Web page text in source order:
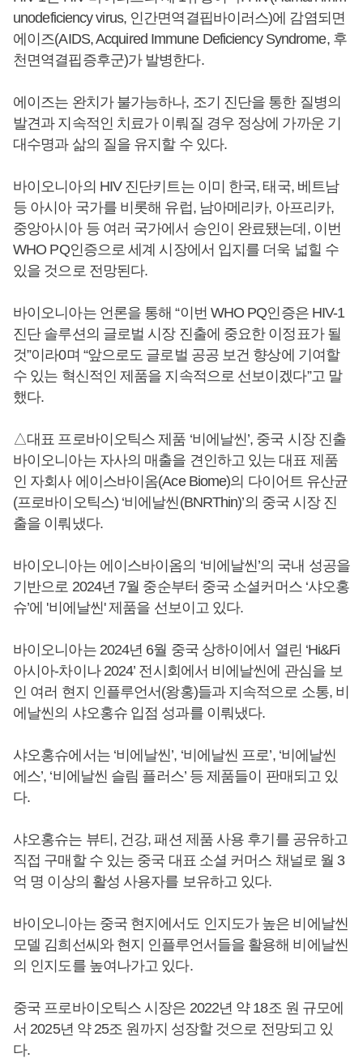
unodeficiency virus, 인간면역결핍바이러스)에 감염되면
에이즈(AIDS, Acquired Immune Deficiency Syndrome, 후
천면역결핍증후군)가 발병한다.
에이즈는 완치가 불가능하나, 조기 진단을 통한 질병의
발견과 지속적인 치료가 이뤄질 경우 정상에 가까운 기
대수명과 삶의 질을 유지할 수 있다.
바이오니아의 HIV 진단키트는 이미 한국, 태국, 베트남
등 아시아 국가를 비롯해 유럽, 남아메리카, 아프리카,
중앙아시아 등 여러 국가에서 승인이 완료됐는데, 이번
WHO PQ인증으로 세계 시장에서 입지를 더욱 넓힐 수
있을 것으로 전망된다.
바이오니아는 언론을 통해 “이번 WHO PQ인증은 HIV-1
진단 솔루션의 글로벌 시장 진출에 중요한 이정표가 될
것”이라0며 “앞으로도 글로벌 공공 보건 향상에 기여할
수 있는 혁신적인 제품을 지속적으로 선보이겠다”고 말
했다.
△대표 프로바이오틱스 제품 ‘비에날씬’, 중국 시장 진출
바이오니아는 자사의 매출을 견인하고 있는 대표 제품
인 자회사 에이스바이옴(Ace Biome)의 다이어트 유산균
(프로바이오틱스) ‘비에날씬(BNRThin)’의 중국 시장 진
출을 이뤄냈다.
바이오니아는 에이스바이옴의 ‘비에날씬’의 국내 성공을
기반으로 2024년 7월 중순부터 중국 소셜커머스 ‘샤오홍
슈’에 '비에날씬' 제품을 선보이고 있다.
바이오니아는 2024년 6월 중국 상하이에서 열린 ‘Hi&Fi
아시아-차이나 2024’ 전시회에서 비에날씬에 관심을 보
인 여러 현지 인플루언서(왕홍)들과 지속적으로 소통, 비
에날씬의 샤오홍슈 입점 성과를 이뤄냈다.
샤오홍슈에서는 ‘비에날씬’, ‘비에날씬 프로’, ‘비에날씬
에스’, ‘비에날씬 슬림 플러스’ 등 제품들이 판매되고 있
다.
샤오홍슈는 뷰티, 건강, 패션 제품 사용 후기를 공유하고
직접 구매할 수 있는 중국 대표 소셜 커머스 채널로 월 3
억 명 이상의 활성 사용자를 보유하고 있다.
바이오니아는 중국 현지에서도 인지도가 높은 비에날씬
모델 김희선씨와 현지 인플루언서들을 활용해 비에날씬
의 인지도를 높여나가고 있다.
중국 프로바이오틱스 시장은 2022년 약 18조 원 규모에
서 2025년 약 25조 원까지 성장할 것으로 전망되고 있
다.